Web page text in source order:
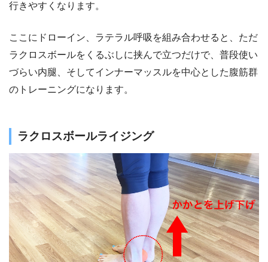
行きやすくなります。
ここにドローイン、ラテラル呼吸を組み合わせると、ただ
ラクロスボールをくるぶしに挟んで立つだけで、普段使い
づらい内腿、そしてインナーマッスルを中心とした腹筋群
のトレーニングになります。
ラクロスボールライジング